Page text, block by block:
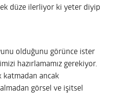
düze ilerliyor ki yeter diyip
olduğunu görünce ister
hazırlamamız gerekiyor.
katmadan ancak
görsel ve işitsel